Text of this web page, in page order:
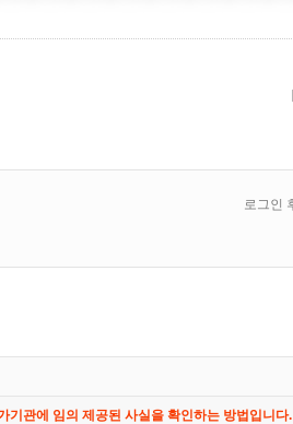
기관에 임의 제공된 사실을 확인하는 방법입니다.